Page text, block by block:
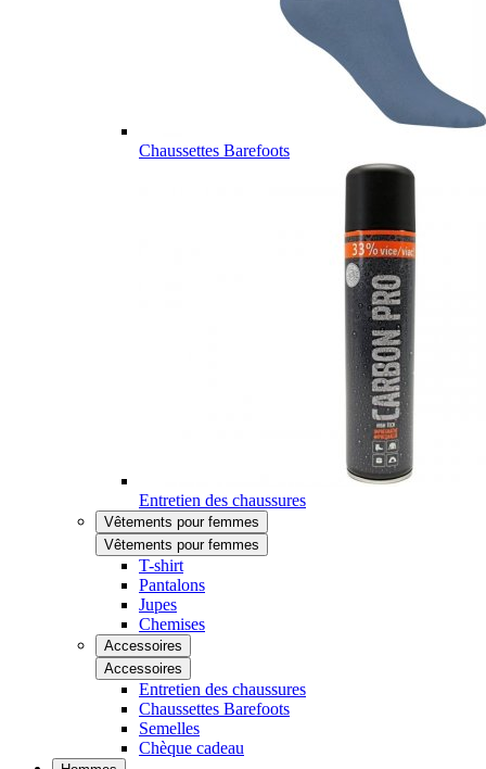
Chaussettes Barefoots
Entretien des chaussures
Vêtements pour femmes
Vêtements pour femmes
T-shirt
Pantalons
Jupes
Chemises
Accessoires
Accessoires
Entretien des chaussures
Chaussettes Barefoots
Semelles
Chèque cadeau